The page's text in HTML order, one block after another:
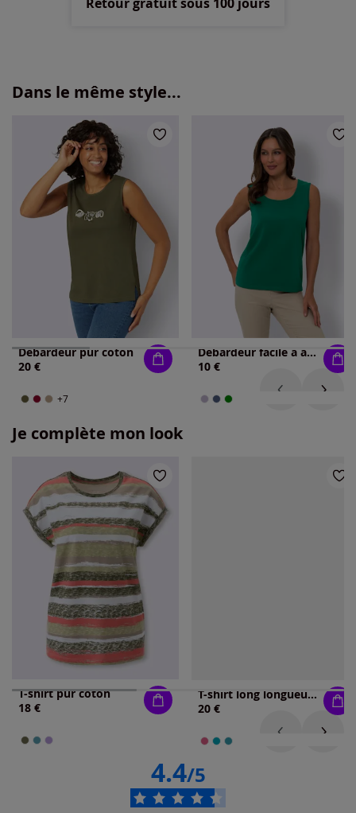
Dans le même style...
Débardeur pur coton
20 €
+7
Débardeur facile à assortir
10 €
Je complète mon look
T-shirt pur coton
18 €
T-shirt long longueur amovible
20 €
4.4/5